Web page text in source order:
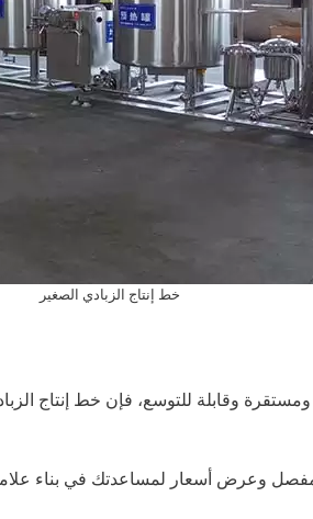
خط إنتاج الزبادي الصغير
وقابلة للتوسع، فإن خط إنتاج
وعرض أسعار لمساعدتك في بناء